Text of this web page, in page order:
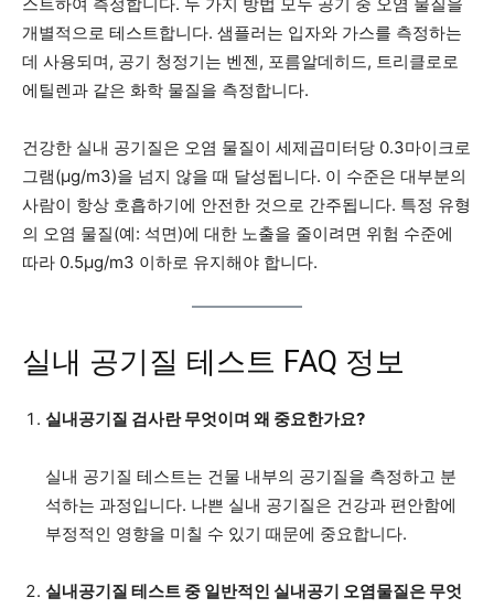
개별적으로 테스트합니다. 샘플러는 입자와 가스를 측정하는
데 사용되며, 공기 청정기는 벤젠, 포름알데히드, 트리클로로
에틸렌과 같은 화학 물질을 측정합니다.
건강한 실내 공기질은 오염 물질이 세제곱미터당 0.3마이크로
그램(µg/m3)을 넘지 않을 때 달성됩니다. 이 수준은 대부분의
사람이 항상 호흡하기에 안전한 것으로 간주됩니다. 특정 유형
의 오염 물질(예: 석면)에 대한 노출을 줄이려면 위험 수준에
따라 0.5µg/m3 이하로 유지해야 합니다.
실내 공기질 테스트 FAQ 정보
실내공기질 검사란 무엇이며 왜 중요한가요?
실내 공기질 테스트는 건물 내부의 공기질을 측정하고 분
석하는 과정입니다. 나쁜 실내 공기질은 건강과 편안함에
부정적인 영향을 미칠 수 있기 때문에 중요합니다.
실내공기질 테스트 중 일반적인 실내공기 오염물질은 무엇